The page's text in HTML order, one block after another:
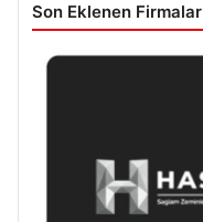
Son Eklenen Firmalar